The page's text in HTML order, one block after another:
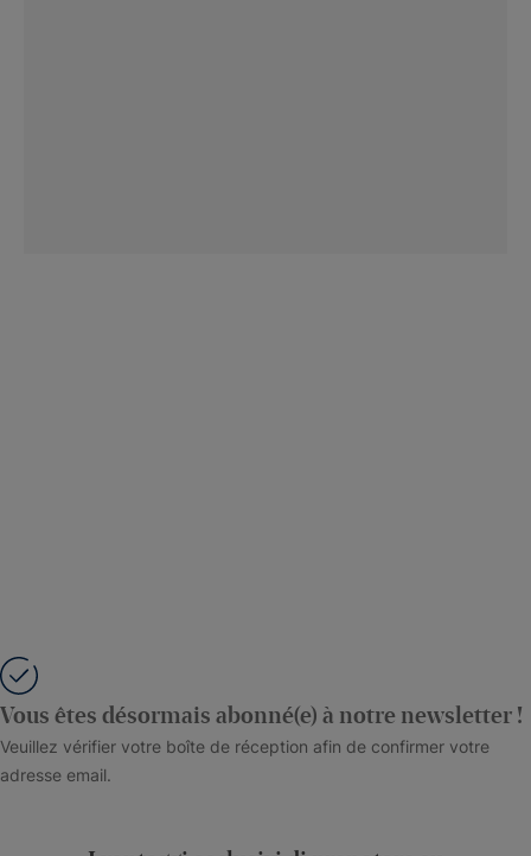
Vous êtes désormais abonné(e) à notre newsletter !
Veuillez vérifier votre boîte de réception afin de confirmer votre
adresse email.